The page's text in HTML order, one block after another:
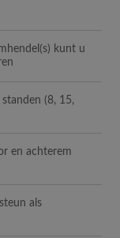
kunt u
(8, 15,
en achterem
als